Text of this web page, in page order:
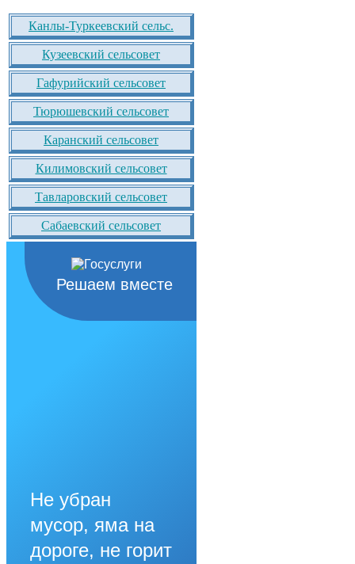
Канлы-Туркеевский сельс.
Кузеевский сельсовет
Гафурийский сельсовет
Тюрюшевский сельсовет
Каранский сельсовет
Килимовский сельсовет
Тавларовский сельсовет
Сабаевский сельсовет
Решаем вместе
Не убран
мусор, яма на
дороге, не горит